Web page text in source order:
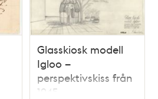
Glasskiosk modell
Igloo –
perspektivskiss från
1945